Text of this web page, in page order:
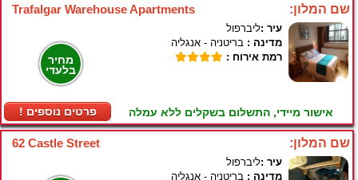
Trafalgar Warehouse Apartments שם המלון:
מחיר
בלעדי
! פרטים נוספים
עיר :ליברפול
מדינה : בריטניה - אנגליה
רמת אירוח :
אישור מיידי, התשלום בשקלים ללא עמלה
62 Castle Street שם המלון:
עיר :ליברפול
מדינה : בריטניה - אנגליה